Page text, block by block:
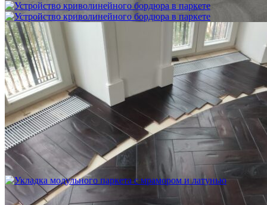
Устройство криволинейного бордюра в паркете
2 500 ₽